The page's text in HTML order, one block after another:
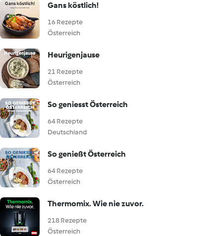
Gans köstlich!
16 Rezepte
Österreich
Heurigenjause
21 Rezepte
Österreich
So geniesst Österreich
64 Rezepte
Deutschland
So genießt Österreich
64 Rezepte
Österreich
Thermomix. Wie nie zuvor.
218 Rezepte
Österreich